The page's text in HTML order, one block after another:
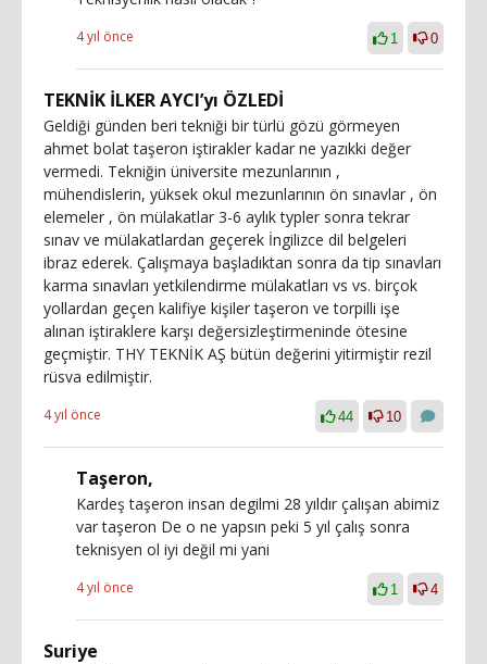
4 yıl önce 1 0
TEKNİK İLKER AYCI’yı ÖZLEDİ
Geldiği günden beri tekniği bir türlü gözü görmeyen
ahmet bolat taşeron iştirakler kadar ne yazıkki değer
vermedi. Tekniğin üniversite mezunlarının ,
mühendislerin, yüksek okul mezunlarının ön sınavlar , ön
elemeler , ön mülakatlar 3-6 aylık typler sonra tekrar
sınav ve mülakatlardan geçerek İngilizce dil belgeleri
ibraz ederek. Çalışmaya başladıktan sonra da tip sınavları
karma sınavları yetkilendirme mülakatları vs vs. birçok
yollardan geçen kalifiye kişiler taşeron ve torpilli işe
alınan iştiraklere karşı değersizleştirmeninde ötesine
geçmiştir. THY TEKNİK AŞ bütün değerini yitirmiştir rezil
rüsva edilmiştir.
4 yıl önce 44 10
Taşeron,
Kardeş taşeron insan degilmi 28 yıldır çalışan abimiz
var taşeron De o ne yapsın peki 5 yıl çalış sonra
teknisyen ol iyi değil mi yani
4 yıl önce 1 4
Suriye